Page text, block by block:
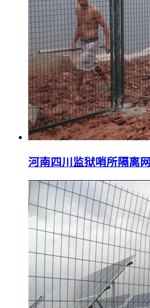
河南四川监狱哨所隔离网